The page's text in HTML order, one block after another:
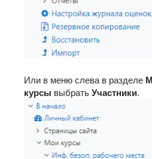
Или в меню слева в разделе
курсы выбрать Участники.